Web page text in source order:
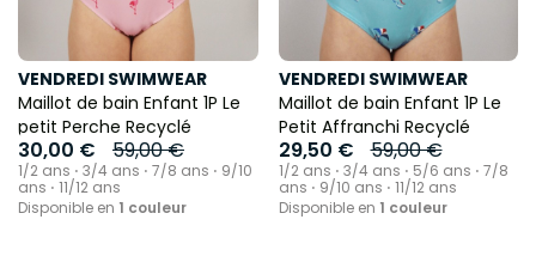
VENDREDI SWIMWEAR
Maillot de bain Enfant 1P Le
petit Perche Recyclé
30,00 € 59,00 €
1/2 ans ⋅ 3/4 ans ⋅ 7/8 ans ⋅ 9/10
ans ⋅ 11/12 ans
Disponible en 1 couleur
VENDREDI SWIMWEAR
Maillot de bain Enfant 1P Le
Petit Affranchi Recyclé
29,50 € 59,00 €
1/2 ans ⋅ 3/4 ans ⋅ 5/6 ans ⋅ 7/8
ans ⋅ 9/10 ans ⋅ 11/12 ans
Disponible en 1 couleur